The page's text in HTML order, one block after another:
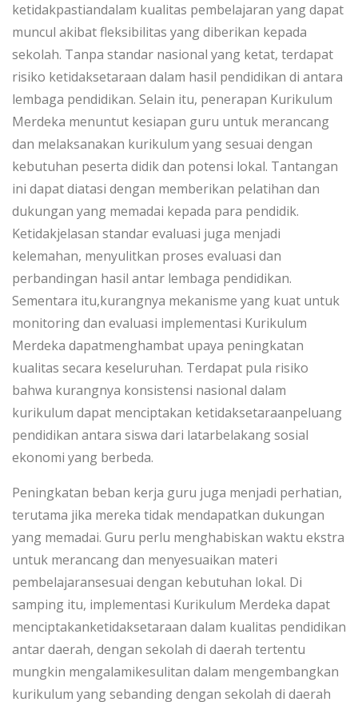
ketidakpastiandalam kualitas pembelajaran yang dapat
muncul akibat fleksibilitas yang diberikan kepada
sekolah. Tanpa standar nasional yang ketat, terdapat
risiko ketidaksetaraan dalam hasil pendidikan di antara
lembaga pendidikan. Selain itu, penerapan Kurikulum
Merdeka menuntut kesiapan guru untuk merancang
dan melaksanakan kurikulum yang sesuai dengan
kebutuhan peserta didik dan potensi lokal. Tantangan
ini dapat diatasi dengan memberikan pelatihan dan
dukungan yang memadai kepada para pendidik.
Ketidakjelasan standar evaluasi juga menjadi
kelemahan, menyulitkan proses evaluasi dan
perbandingan hasil antar lembaga pendidikan.
Sementara itu,kurangnya mekanisme yang kuat untuk
monitoring dan evaluasi implementasi Kurikulum
Merdeka dapatmenghambat upaya peningkatan
kualitas secara keseluruhan. Terdapat pula risiko
bahwa kurangnya konsistensi nasional dalam
kurikulum dapat menciptakan ketidaksetaraanpeluang
pendidikan antara siswa dari latarbelakang sosial
ekonomi yang berbeda.
Peningkatan beban kerja guru juga menjadi perhatian,
terutama jika mereka tidak mendapatkan dukungan
yang memadai. Guru perlu menghabiskan waktu ekstra
untuk merancang dan menyesuaikan materi
pembelajaransesuai dengan kebutuhan lokal. Di
samping itu, implementasi Kurikulum Merdeka dapat
menciptakanketidaksetaraan dalam kualitas pendidikan
antar daerah, dengan sekolah di daerah tertentu
mungkin mengalamikesulitan dalam mengembangkan
kurikulum yang sebanding dengan sekolah di daerah